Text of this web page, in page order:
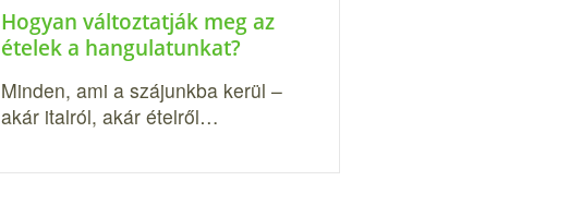
Hogyan változtatják meg az
ételek a hangulatunkat?
Minden, ami a szájunkba kerül –
akár italról, akár ételről…